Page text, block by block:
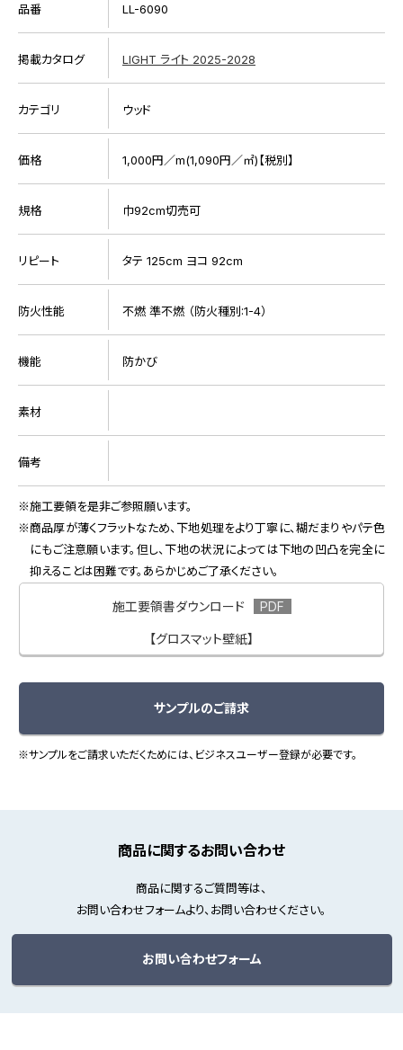
品番 LL-6090
掲載カタログ LIGHT ライト 2025-2028
カテゴリ ウッド
価格 1,000円／m(1,090円／㎡)【税別】
規格 巾92cm切売可
リピート タテ 125cm ヨコ 92cm
防火性能 不燃 準不燃 （防火種別:1-4）
機能 防かび
素材
備考
施工要領を是非ご参照願います。
商品厚が薄くフラットなため、下地処理をより丁寧に、糊だまりやパテ色
にもご注意願います。但し、下地の状況によっては下地の凹凸を完全に
抑えることは困難です。あらかじめご了承ください。
施工要領書ダウンロード
【グロスマット壁紙】
サンプルのご請求
※サンプルをご請求いただくためには、ビジネスユーザー登録が必要です。
商品に関するお問い合わせ
商品に関するご質問等は、
お問い合わせフォームより、お問い合わせください。
お問い合わせフォーム